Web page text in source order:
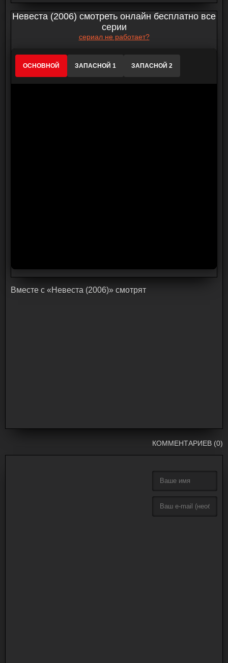
Невеста (2006) смотреть онлайн бесплатно все
серии
сериал не работает?
ОСНОВНОЙ ЗАПАСНОЙ 1 ЗАПАСНОЙ 2
Bмecтe c «Невеста (2006)» cмoтpят
КОММЕНТАРИЕВ (0)